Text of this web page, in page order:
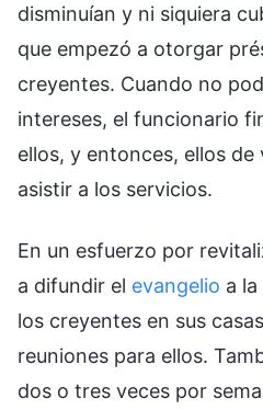
disminuían y ni siquiera
que empezó a otorgar
creyentes. Cuando no
intereses, el funcionario
ellos, y entonces, ellos de
asistir a los servicios.
En un esfuerzo por
a difundir el evangelio a
los creyentes en sus
reuniones para ellos.
dos o tres veces por